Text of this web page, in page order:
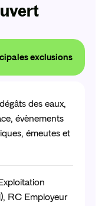
exclusions
des eaux,
évènements
émeutes et
RC Employeur